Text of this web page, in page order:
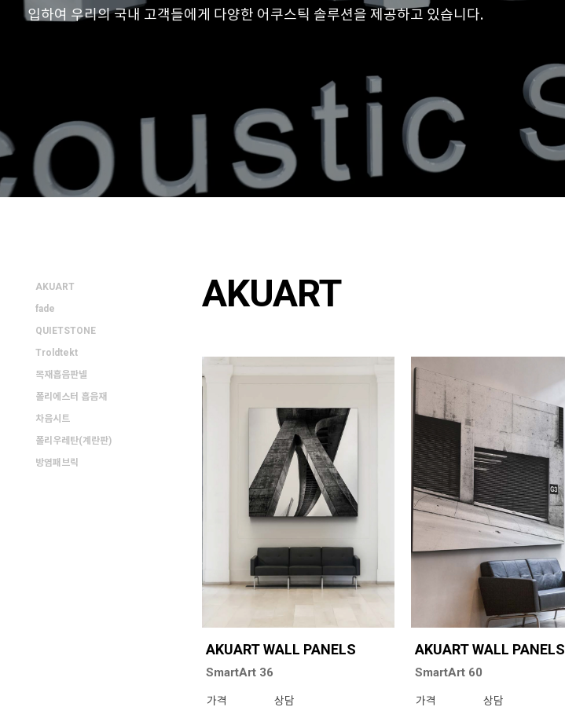
입하여 우리의 국내 고객들에게 다양한 어쿠스틱 솔루션을 제공하고 있습니다.
AKUART
fade
QUIETSTONE
Troldtekt
목재흡음판넬
폴리에스터 흡음재
차음시트
폴리우레탄(계란판)
방염패브릭
AKUART
AKUART WALL PANELS
SmartArt 36
가격
상담
AKUART WALL PANELS
SmartArt 60
가격
상담